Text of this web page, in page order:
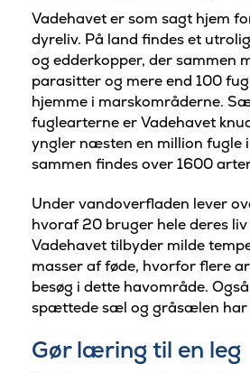
Vadehavet er som sagt hjem
dyreliv. På land findes et
og edderkopper, der sammen
parasitter og mere end 100
hjemme i marskområderne.
fuglearterne er Vadehavet
yngler næsten en million fugle
sammen findes over 1600
Under vandoverfladen lever
hvoraf 20 bruger hele deres liv
Vadehavet tilbyder milde
masser af føde, hvorfor flere
besøg i dette havområde.
spættede sæl og gråsælen har
Gør læring til en leg